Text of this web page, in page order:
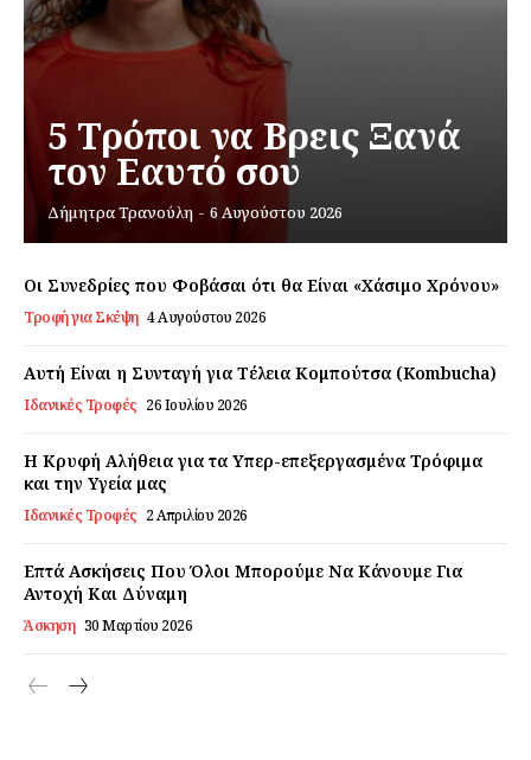
Εγγραφείτε τώρα!
Σχετικά με εμάς
Ο λογαριασμός μου
Επικοινωνία
5 Τρόποι να Βρεις Ξανά
τον Εαυτό σου
Δήμητρα Τρανούλη - 6 Αυγούστου 2026
Οι Συνεδρίες που Φοβάσαι ότι θα Είναι «Χάσιμο Χρόνου»
Τροφή για Σκέψη 4 Αυγούστου 2026
Αυτή Είναι η Συνταγή για Τέλεια Κομπούτσα (Kombucha)
Ιδανικές Τροφές 26 Ιουλίου 2026
Η Κρυφή Αλήθεια για τα Υπερ-επεξεργασμένα Τρόφιμα
και την Υγεία μας
Ιδανικές Τροφές 2 Απριλίου 2026
Επτά Ασκήσεις Που Όλοι Μπορούμε Να Κάνουμε Για
Αντοχή Και Δύναμη
Άσκηση 30 Μαρτίου 2026